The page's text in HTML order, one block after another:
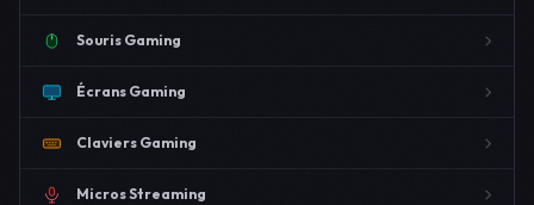
Souris Gaming
Écrans Gaming
Claviers Gaming
Micros Streaming